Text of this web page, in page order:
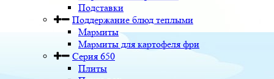
Подставки
Поддержание блюд теплыми
Мармиты
Мармиты для картофеля фри
Серия 650
Плиты